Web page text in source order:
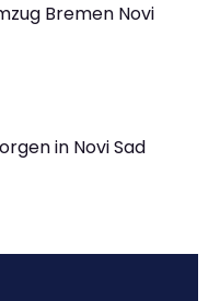
Bremen Novi
in Novi Sad